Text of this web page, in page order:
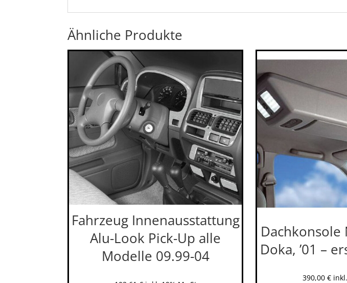
Ähnliche Produkte
Fahrzeug Innenausstattung
Alu-Look Pick-Up alle
Modelle 09.99-04
Dachkonsole
Doka, ’01 –
390,00 €